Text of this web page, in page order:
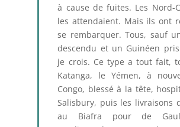
à cause de fuites. Les Nord-
les attendaient. Mais ils ont
se rembarquer. Tous, sauf
descendu et un Guinéen
je crois. Ce type a tout fait,
Katanga, le Yémen, à
Congo, blessé à la tête,
Salisbury, puis les livraisons
au Biafra pour de